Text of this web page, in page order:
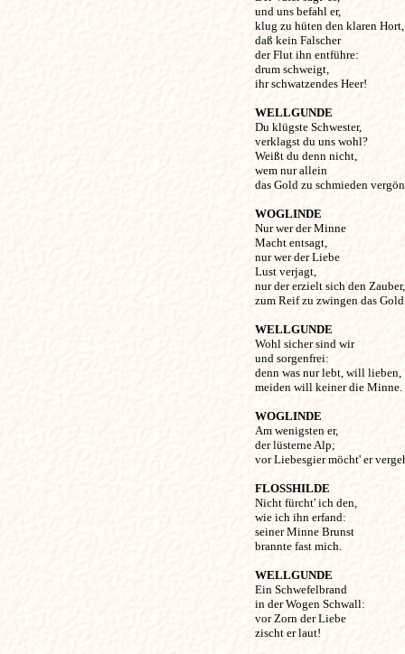
und uns befahl er,
klug zu hüten den klaren Hort,
daß kein Falscher
der Flut ihn entführe:
drum schweigt,
ihr schwatzendes Heer!
WELLGUNDE
Du klügste Schwester,
verklagst du uns wohl?
Weißt du denn nicht,
wem nur allein
das Gold zu schmieden
WOGLINDE
Nur wer der Minne
Macht entsagt,
nur wer der Liebe
Lust verjagt,
nur der erzielt sich den Zauber,
zum Reif zu zwingen das
WELLGUNDE
Wohl sicher sind wir
und sorgenfrei:
denn was nur lebt, will lieben,
meiden will keiner die Minne.
WOGLINDE
Am wenigsten er,
der lüsterne Alp;
vor Liebesgier möcht' er
FLOSSHILDE
Nicht fürcht' ich den,
wie ich ihn erfand:
seiner Minne Brunst
brannte fast mich.
WELLGUNDE
Ein Schwefelbrand
in der Wogen Schwall:
vor Zorn der Liebe
zischt er laut!